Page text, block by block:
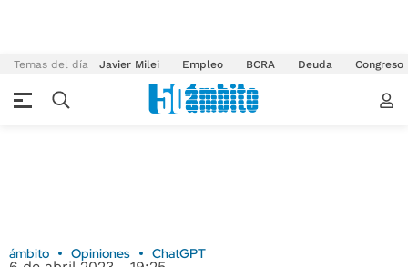
Temas del día Javier Milei Empleo BCRA Deuda Congreso
ámbito Opiniones ChatGPT